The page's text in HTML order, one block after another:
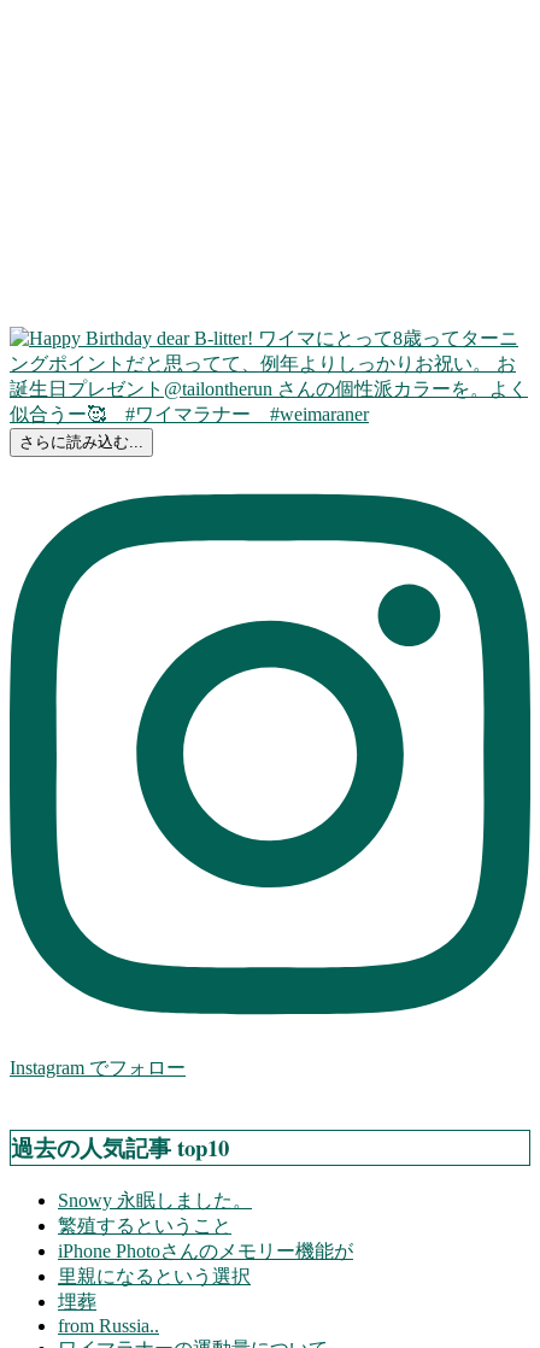
さらに読み込む...
Instagram でフォロー
過去の人気記事 top10
Snowy 永眠しました。
繁殖するということ
iPhone Photoさんのメモリー機能が
里親になるという選択
埋葬
from Russia..